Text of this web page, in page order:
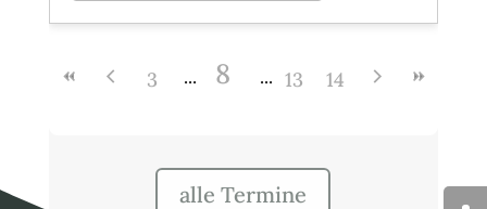
3 8 13 14
alle Termine